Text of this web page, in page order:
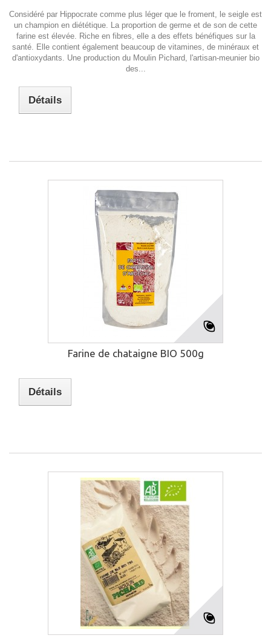
Considéré par Hippocrate comme plus léger que le froment, le seigle est
un champion en diététique. La proportion de germe et de son de cette
farine est élevée. Riche en fibres, elle a des effets bénéfiques sur la
santé. Elle contient également beaucoup de vitamines, de minéraux et
d'antioxydants. Une production du Moulin Pichard, l'artisan-meunier bio
des...
Détails
Farine de chataigne BIO 500g
Détails